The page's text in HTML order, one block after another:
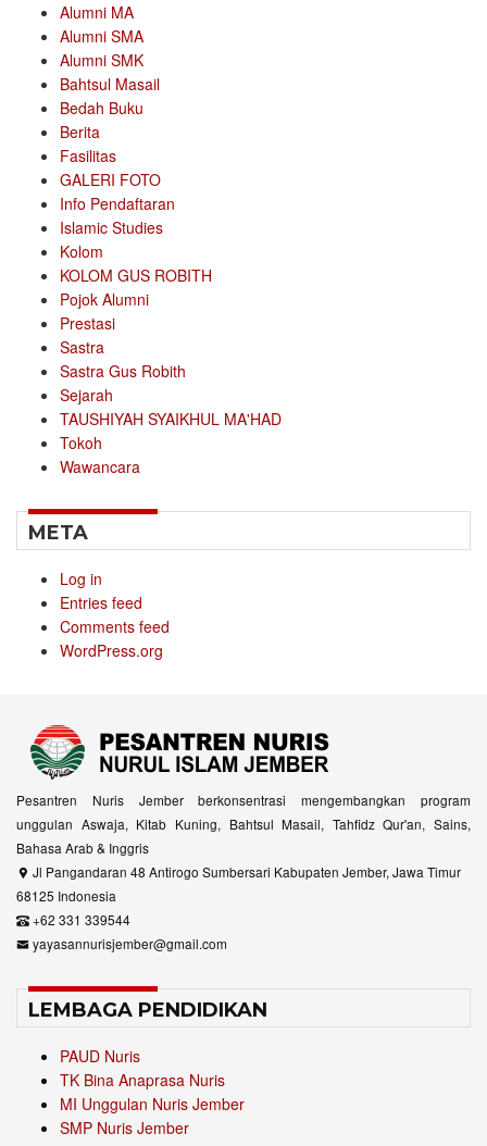
Alumni MA
Alumni SMA
Alumni SMK
Bahtsul Masail
Bedah Buku
Berita
Fasilitas
GALERI FOTO
Info Pendaftaran
Islamic Studies
Kolom
KOLOM GUS ROBITH
Pojok Alumni
Prestasi
Sastra
Sastra Gus Robith
Sejarah
TAUSHIYAH SYAIKHUL MA'HAD
Tokoh
Wawancara
META
Log in
Entries feed
Comments feed
WordPress.org
Pesantren Nuris Jember berkonsentrasi mengembangkan program
unggulan Aswaja, Kitab Kuning, Bahtsul Masail, Tahfidz Qur'an, Sains,
Bahasa Arab & Inggris
Jl Pangandaran 48 Antirogo Sumbersari Kabupaten Jember, Jawa Timur
68125 Indonesia
+62 331 339544
yayasannurisjember@gmail.com
LEMBAGA PENDIDIKAN
PAUD Nuris
TK Bina Anaprasa Nuris
MI Unggulan Nuris Jember
SMP Nuris Jember